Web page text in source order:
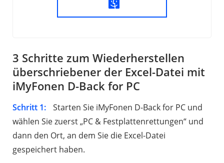
3 Schritte zum Wiederherstellen
überschriebener der Excel-Datei mit
iMyFonen D-Back for PC
Schritt 1:
Starten Sie iMyFonen D-Back for PC und
wählen Sie zuerst „PC & Festplattenrettungen“ und
dann den Ort, an dem Sie die Excel-Datei
gespeichert haben.